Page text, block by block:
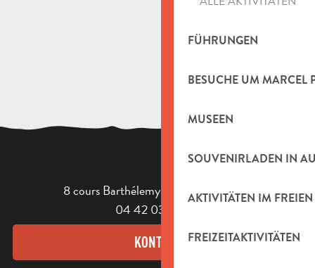
FÜHRUNGEN
BESUCHE UM MARCEL
MUSEEN
SOUVENIRLADEN IN
AKTIVITÄTEN IM FREIEN
FREIZEITAKTIVITÄTEN
Randonnée Pagnol cinéaste des collines
8 cours Barthélemy - 13400 Aubagne
04 42 03 49 98
KONTAKT